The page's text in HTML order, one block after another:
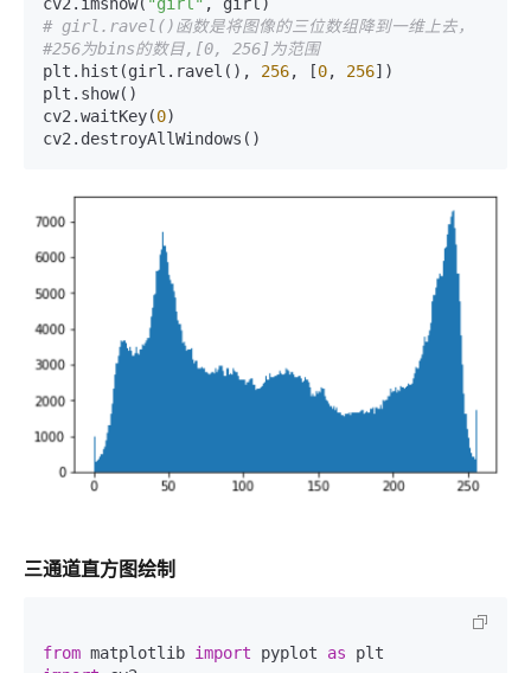
cv2.imshow( "girl"
# girl.ravel()函数是将图像的三位数组降到一维上去，
#256为bins的数目,[0, 256]为范围
plt.hist(girl.ravel(), 256, [0, 256])
plt.show()
cv2.waitKey(0)
cv2.destroyAllWindows()
三通道直方图绘制
from matplotlib import pyplot as